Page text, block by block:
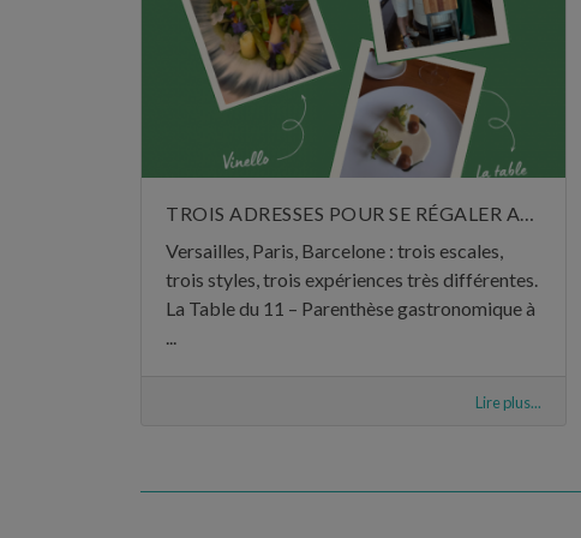
Versailles, Paris, Barcelone : trois escales,
trois styles, trois expériences très différentes.
La Table du 11 – Parenthèse gastronomique à
Lire plus...